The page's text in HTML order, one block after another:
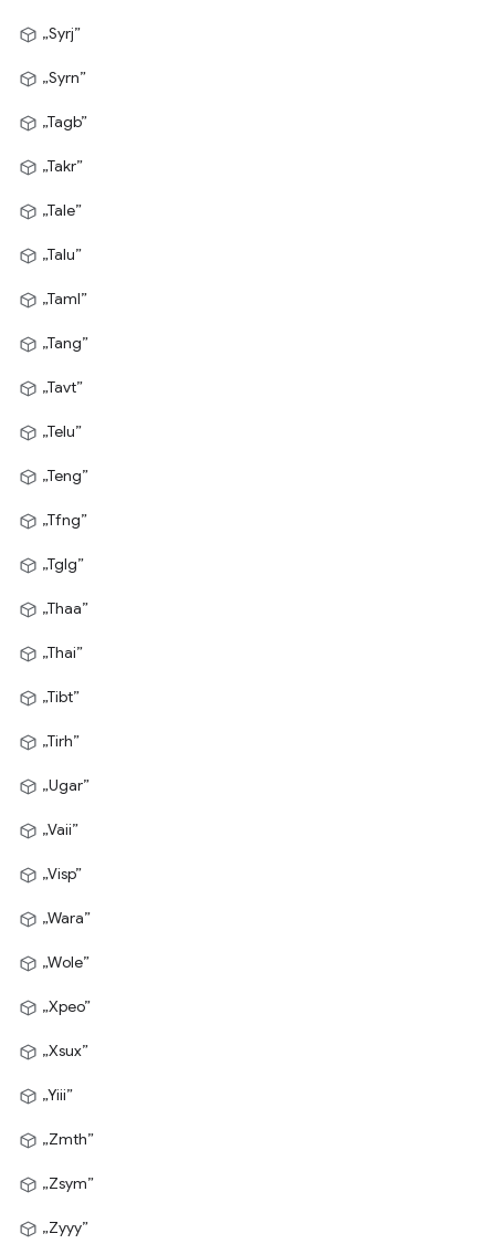
„Syrj”
„Syrn”
„Tagb”
„Takr”
„Tale”
„Talu”
„Taml”
„Tang”
„Tavt”
„Telu”
„Teng”
„Tfng”
„Tglg”
„Thaa”
„Thai”
„Tibt”
„Tirh”
„Ugar”
„Vaii”
„Visp”
„Wara”
„Wole”
„Xpeo”
„Xsux”
„Yiii”
„Zmth”
„Zsym”
„Zyyy”